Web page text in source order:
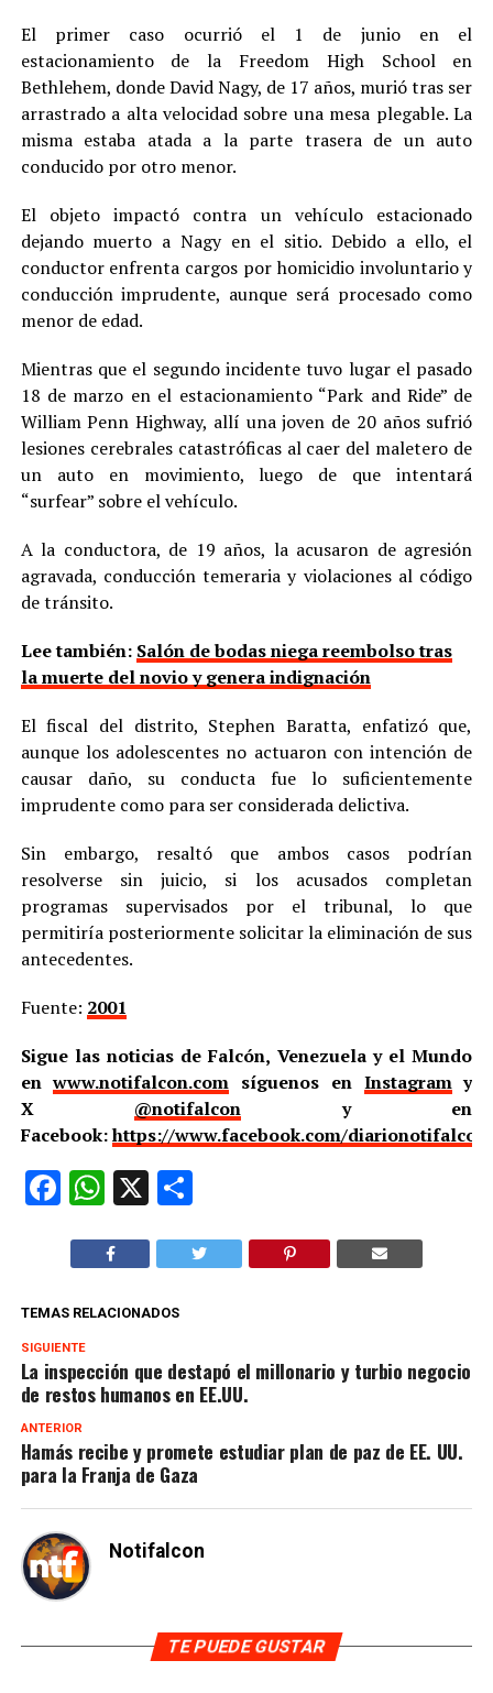
El primer caso ocurrió el 1 de junio en el
estacionamiento de la Freedom High School en
Bethlehem, donde David Nagy, de 17 años, murió tras ser
arrastrado a alta velocidad sobre una mesa plegable. La
misma estaba atada a la parte trasera de un auto
conducido por otro menor.
El objeto impactó contra un vehículo estacionado
dejando muerto a Nagy en el sitio. Debido a ello, el
conductor enfrenta cargos por homicidio involuntario y
conducción imprudente, aunque será procesado como
menor de edad.
Mientras que el segundo incidente tuvo lugar el pasado
18 de marzo en el estacionamiento “Park and Ride” de
William Penn Highway, allí una joven de 20 años sufrió
lesiones cerebrales catastróficas al caer del maletero de
un auto en movimiento, luego de que intentará
“surfear” sobre el vehículo.
A la conductora, de 19 años, la acusaron de agresión
agravada, conducción temeraria y violaciones al código
de tránsito.
Lee también: Salón de bodas niega reembolso tras
la muerte del novio y genera indignación
El fiscal del distrito, Stephen Baratta, enfatizó que,
aunque los adolescentes no actuaron con intención de
causar daño, su conducta fue lo suficientemente
imprudente como para ser considerada delictiva.
Sin embargo, resaltó que ambos casos podrían
resolverse sin juicio, si los acusados completan
programas supervisados por el tribunal, lo que
permitiría posteriormente solicitar la eliminación de sus
antecedentes.
Fuente: 2001
Sigue las noticias de Falcón, Venezuela y el Mundo
enwww.notifalcon.com síguenos en Instagramy
X @notifalcon y en
Facebook:https://www.facebook.com/
Facebook
WhatsApp
X
TEMAS RELACIONADOS
SIGUIENTE
La inspección que destapó el millonario y turbio negocio
de restos humanos en EE.UU.
ANTERIOR
Hamás recibe y promete estudiar plan de paz de EE. UU.
para la Franja de Gaza
Notifalcon
TE PUEDE GUSTAR